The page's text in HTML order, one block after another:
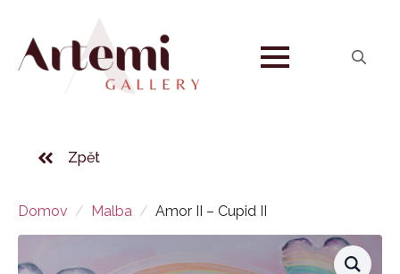
Zpět
Domov Malba Amor II – Cupid II